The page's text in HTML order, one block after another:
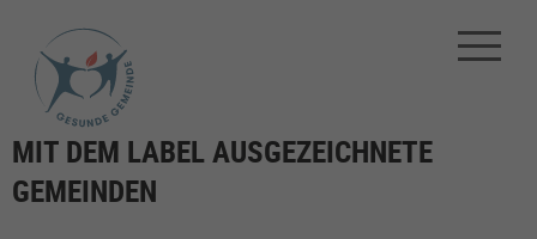
MIT DEM LABEL AUSGEZEICHNETE
GEMEINDEN